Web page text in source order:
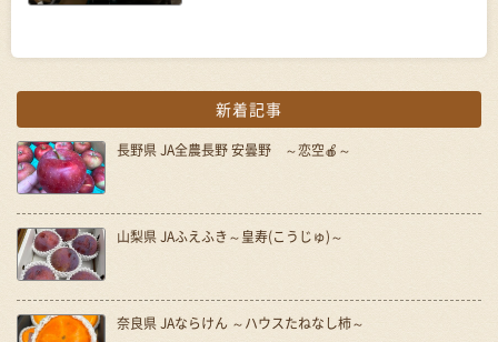
新着記事
長野県 JA全農長野 安曇野 ～恋空🍎～
山梨県 JAふえふき～皇寿(こうじゅ)～
奈良県 JAならけん ～ハウスたねなし柿～